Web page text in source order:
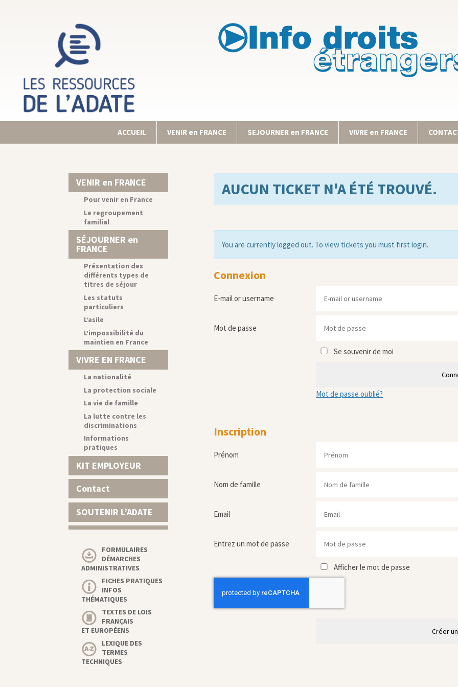
ACCUEIL VENIR en FRANCE SEJOURNER en FRANCE VIVRE en FRANCE
AUCUN TICKET N'A ÉTÉ TROUVÉ.
You are currently logged out. To view tickets you must first login.
Connexion
E-mail or username
Mot de passe
Se souvenir de moi
Mot de passe oublié?
Inscription
Prénom
Nom de famille
Email
Entrez un mot de passe
Afficher le mot de passe
Créer
VENIR en FRANCE
Pour venir en France
Le regroupement
familial
SÉJOURNER en
FRANCE
Présentation des
différents types de
titres de séjour
Les statuts
particuliers
L’asile
L’impossibilité du
maintien en France
VIVRE EN FRANCE
La nationalité
La protection sociale
La vie de famille
La lutte contre les
discriminations
Informations
pratiques
KIT EMPLOYEUR
Contact
SOUTENIR L’ADATE
FORMULAIRES
DÉMARCHES
ADMINISTRATIVES
FICHES PRATIQUES
INFOS
THÉMATIQUES
TEXTES DE LOIS
FRANÇAIS
ET EUROPÉENS
LEXIQUE DES
TERMES
TECHNIQUES